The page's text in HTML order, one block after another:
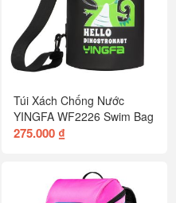
Túi Xách Chống Nước
YINGFA WF2226 Swim Bag
275.000 ₫